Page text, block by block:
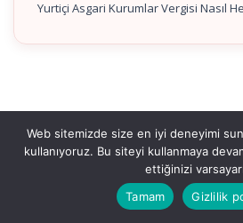
Yurtiçi Asgari Kurumlar Vergisi Nasıl
Web sitemizde size en iyi deneyimi
kullanıyoruz. Bu siteyi kullanmaya
ettiğinizi
Tamam
Gizlilik